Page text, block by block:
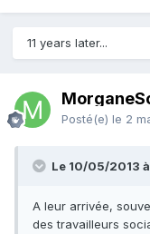
11 years later...
Posté(e) le 2
Le 10/05/2013
A leur arrivée,
des travailleurs